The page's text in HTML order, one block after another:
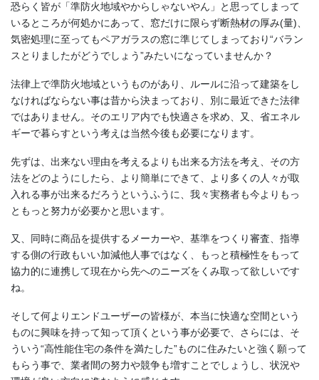
恐らく皆が「準防火地域やからしゃないやん」と思ってしまって
いるところが何処かにあって、窓だけに限らず断熱材の厚み(量)、
気密処理に至ってもペアガラスの窓に準じてしまっており“バラン
スとりましたがどうでしょう”みたいになっていませんか？
法律上で準防火地域というものがあり、ルールに沿って建築をし
なければならない事は昔から決まっており、別に最近できた法律
ではありません。そのエリア内でも快適さを求め、又、省エネル
ギーで暮らすという考えは当然今後も必要になります。
先ずは、出来ない理由を考えるよりも出来る方法を考え、その方
法をどのようにしたら、より簡単にできて、より多くの人々が取
入れる事が出来るだろうというふうに、我々実務者も今よりもっ
ともっと努力が必要かと思います。
又、同時に商品を提供するメーカーや、基準をつくり審査、指導
する側の行政もいい加減他人事ではなく、もっと積極性をもって
協力的に連携して現在から先へのニーズをくみ取って欲しいです
ね。
そして何よりエンドユーザーの皆様が、本当に快適な空間という
ものに興味を持って知って頂くという事が必要で、さらには、そ
ういう“高性能住宅の条件を満たした”ものに住みたいと強く願って
もらう事で、業者間の努力や競争も増すことでしょうし、状況や